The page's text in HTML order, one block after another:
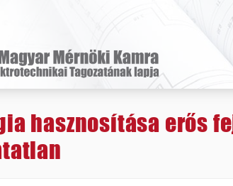
hasznosítása erős